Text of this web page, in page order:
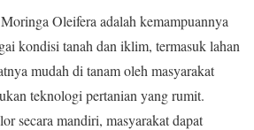
Oleifera adalah kemampuannya
kondisi tanah dan iklim, termasuk lahan
mudah di tanam oleh masyarakat
teknologi pertanian yang rumit.
secara mandiri, masyarakat dapat